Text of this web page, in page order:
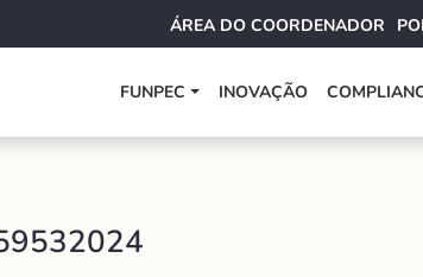
ÁREA DO COORDENADOR
FUNPEC INOVAÇÃO